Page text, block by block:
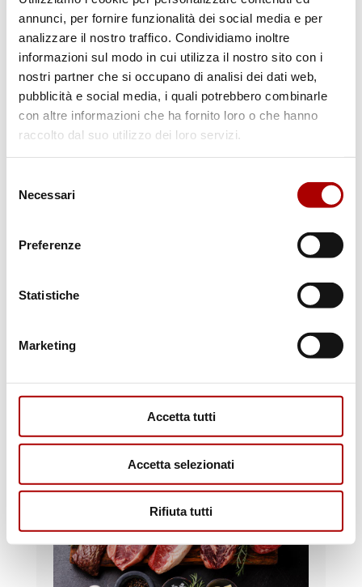
annunci, per fornire funzionalità dei social media e per
analizzare il nostro traffico. Condividiamo inoltre
informazioni sul modo in cui utilizza il nostro sito con i
nostri partner che si occupano di analisi dei dati web,
pubblicità e social media, i quali potrebbero combinarle
con altre informazioni che ha fornito loro o che hanno
raccolto dal suo utilizzo dei loro servizi.
delNecessari
Preferenze
Statistiche
Marketing
Accetta tutti
Accetta selezionati
Rifiuta tutti
sarà un hamburger internamente
succoso e morbido ed esternamente ben
cotto